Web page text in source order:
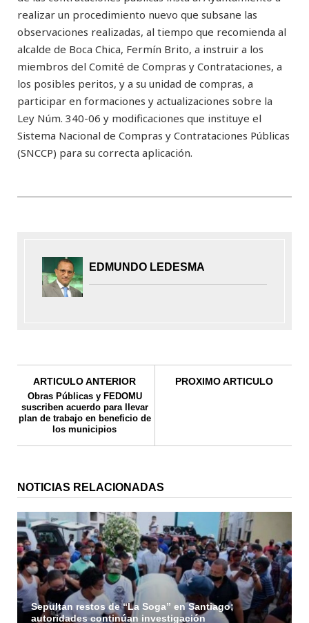
realizar un procedimiento nuevo que subsane las
observaciones realizadas, al tiempo que recomienda al
alcalde de Boca Chica, Fermín Brito, a instruir a los
miembros del Comité de Compras y Contrataciones, a
los posibles peritos, y a su unidad de compras, a
participar en formaciones y actualizaciones sobre la
Ley Núm. 340-06 y modificaciones que instituye el
Sistema Nacional de Compras y Contrataciones Públicas
(SNCCP) para su correcta aplicación.
EDMUNDO LEDESMA
ARTICULO ANTERIOR
Obras Públicas y FEDOMU
suscriben acuerdo para llevar
plan de trabajo en beneficio de
los municipios
PROXIMO ARTICULO
NOTICIAS RELACIONADAS
Sepultan restos de “La Soga” en Santiago;
autoridades continúan investigación